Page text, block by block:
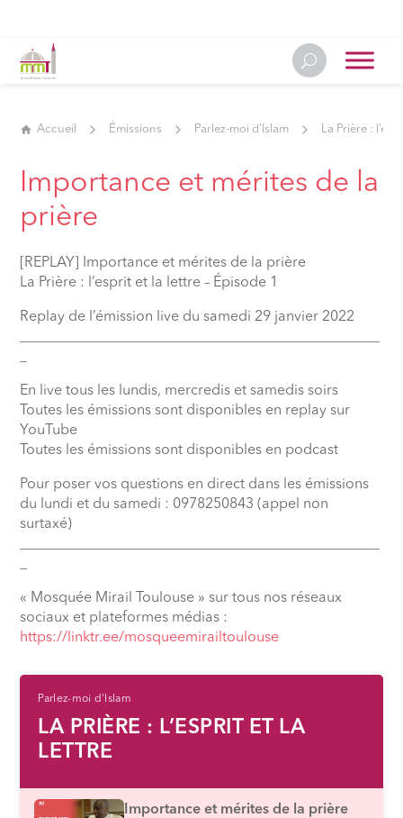
Accueil Émissions Parlez-moi d'Islam La Prière :
Importance et mérites de la
prière
[REPLAY] Importance et mérites de la prière
La Prière : l’esprit et la lettre – Épisode 1
Replay de l’émission live du samedi 29 janvier 2022
En live tous les lundis, mercredis et samedis soirs
Toutes les émissions sont disponibles en replay sur
YouTube
Toutes les émissions sont disponibles en podcast
Pour poser vos questions en direct dans les émissions
du lundi et du samedi : 0978250843 (appel non
surtaxé)
« Mosquée Mirail Toulouse » sur tous nos réseaux
sociaux et plateformes médias :
https://linktr.ee/mosqueemirailtoulouse
Parlez-moi d'Islam
LA PRIÈRE : L’ESPRIT ET LA
LETTRE
Importance et mérites de la prière